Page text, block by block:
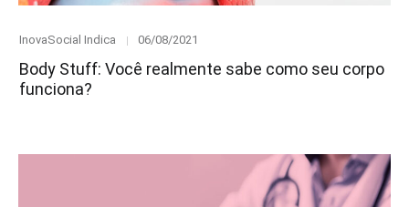
Category
InovaSocial Indica
Posted
06/08/2021
Body Stuff: Você realmente sabe como seu corpo
funciona?